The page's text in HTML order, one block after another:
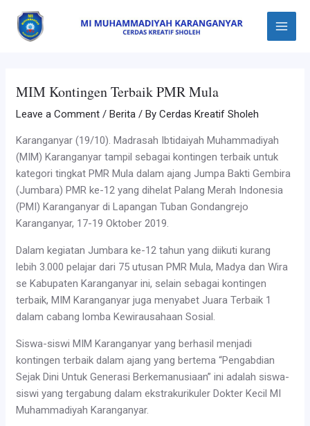
content
Main
Menu
MIM Kontingen Terbaik PMR Mula
Leave a Comment /Berita / ByCerdas Kreatif Sholeh
Karanganyar (19/10). Madrasah Ibtidaiyah Muhammadiyah
(MIM) Karanganyar tampil sebagai kontingen terbaik untuk
kategori tingkat PMR Mula dalam ajang Jumpa Bakti Gembira
(Jumbara) PMR ke-12 yang dihelat Palang Merah Indonesia
(PMI) Karanganyar di Lapangan Tuban Gondangrejo
Karanganyar, 17-19 Oktober 2019.
Dalam kegiatan Jumbara ke-12 tahun yang diikuti kurang
lebih 3.000 pelajar dari 75 utusan PMR Mula, Madya dan Wira
se Kabupaten Karanganyar ini, selain sebagai kontingen
terbaik, MIM Karanganyar juga menyabet Juara Terbaik 1
dalam cabang lomba Kewirausahaan Sosial.
Siswa-siswi MIM Karanganyar yang berhasil menjadi
kontingen terbaik dalam ajang yang bertema “Pengabdian
Sejak Dini Untuk Generasi Berkemanusiaan” ini adalah siswa-
siswi yang tergabung dalam ekstrakurikuler Dokter Kecil MI
Muhammadiyah Karanganyar.
navigation